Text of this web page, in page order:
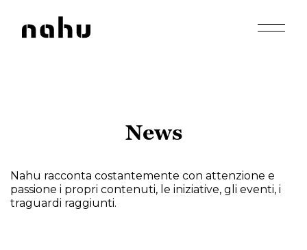
News
Nahu racconta costantemente con attenzione e
passione i propri contenuti, le iniziative, gli eventi, i
traguardi raggiunti.